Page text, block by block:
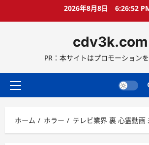
ス
ッ
2026年8月8日 6:26:54
cdv3k.com
PR：本サイトはプロモーション
メ
メ
ニ
ホーム ホラー テレビ業界 裏 心霊動画